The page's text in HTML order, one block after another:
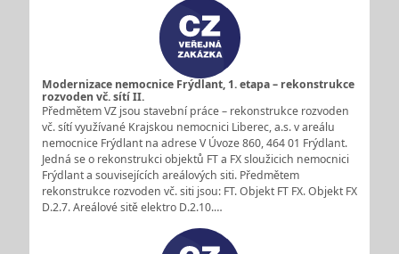
Modernizace nemocnice Frýdlant, 1. etapa – rekonstrukce
rozvoden vč. sítí II.
Předmětem VZ jsou stavební práce – rekonstrukce rozvoden
vč. sítí využívané Krajskou nemocnici Liberec, a.s. v areálu
nemocnice Frýdlant na adrese V Úvoze 860, 464 01 Frýdlant.
Jedná se o rekonstrukci objektů FT a FX sloužicich nemocnici
Frýdlant a souvisejících areálových siti. Předmětem
rekonstrukce rozvoden vč. siti jsou: FT. Objekt FT FX. Objekt FX
D.2.7. Areálové sitě elektro D.2.10.…